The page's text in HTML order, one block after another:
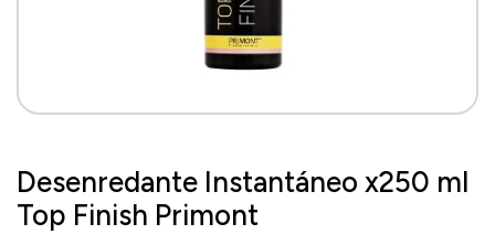
Desenredante Instantáneo x250 ml
Top Finish Primont